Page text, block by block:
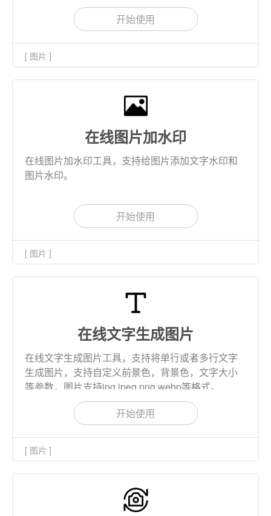
开始使用
[ 图片 ]
在线图片加水印
在线图片加水印工具，支持给图片添加文字水印和
图片水印。
开始使用
[ 图片 ]
在线文字生成图片
在线文字生成图片工具，支持将单行或者多行文字
生成图片，支持自定义前景色，背景色，文字大小
等参数，图片支持jpg,jpeg,png,webp等格式。
开始使用
[ 图片 ]